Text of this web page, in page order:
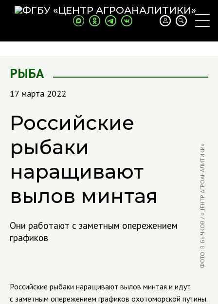
РЫБА
17 марта 2022
Российские
рыбаки
наращивают
вылов минтая
Они работают с заметным опережением
графиков
ФОТО: В. БЫЧКОВ / «ЦЕНТР АГРОАНАЛИТИКИ»
Российские рыбаки наращивают вылов минтая и идут
с заметным опережением графиков охотоморской путины.